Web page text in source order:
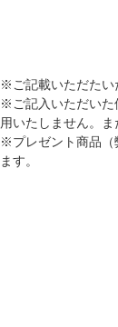
※ご記載いただたい
※ご記入いただいた
用いたしません。
※プレゼント商品（
ます。